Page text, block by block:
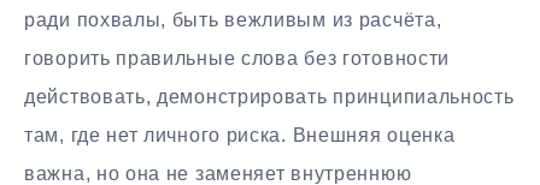
ради похвалы, быть вежливым из расчёта,
говорить правильные слова без готовности
действовать, демонстрировать принципиальность
там, где нет личного риска. Внешняя оценка
важна, но она не заменяет внутреннюю